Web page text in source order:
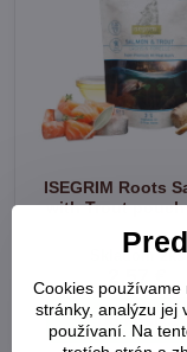
ISEGRIM Roots
with Trout pouch
Skladom 2ks
Do košíka
Cookies používame
stránky, analýzu jej
používaní. Na